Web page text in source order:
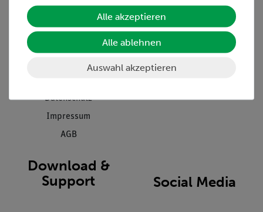
Projekte und Lösungen
Presse
Datenschutz
Impressum
AGB
Beratung & Showroom
Inventarisierungs- &
Download &
Support
Social Media
Alle akzeptieren
Alle ablehnen
Auswahl akzeptieren